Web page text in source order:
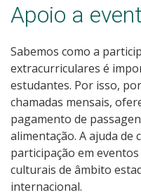
Apoio a
Sabemos como a
extracurriculares é
estudantes. Por isso,
chamadas mensais,
pagamento de
alimentação. A ajuda de
participação em
culturais de âmbito
internacional.